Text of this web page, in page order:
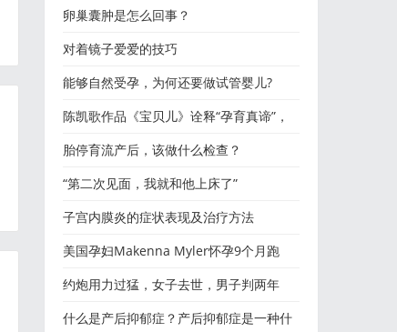
慎入）
卵巢囊肿是怎么回事？
对着镜子爱爱的技巧
能够自然受孕，为何还要做试管婴儿?
陈凯歌作品《宝贝儿》诠释“孕育真谛”，
汲取了余生的勇气，
​胎停育流产后，该做什么检查？
“第二次见面，我就和他上床了”
子宫内膜炎的症状表现及治疗方法
美国孕妇Makenna Myler怀孕9个月跑
1600米只用不到五分半！
约炮用力过猛，女子去世，男子判两年
什么是产后抑郁症？产后抑郁症是一种什